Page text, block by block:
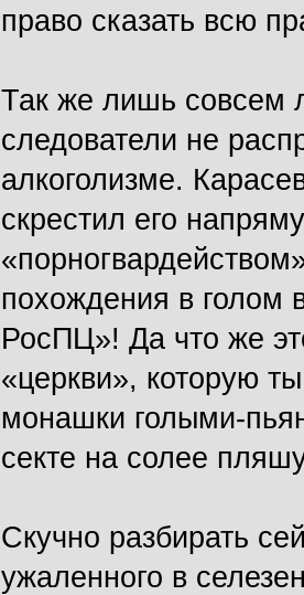
право сказать всю
Так же лишь совсем
следователи не
алкоголизме.
скрестил его
похождения в голом
РосПЦ»! Да что же
«церкви», которую
монашки голыми-
секте на солее
Скучно разбирать
ужаленного в